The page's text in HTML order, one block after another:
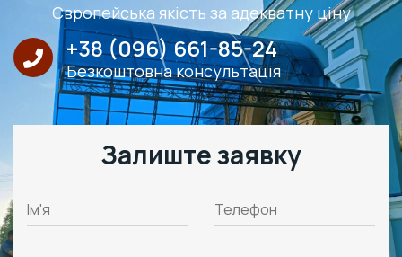
Європейська якість за адекватну ціну
+38 (096) 661-85-24
Безкоштовна консультація
Залиште заявку